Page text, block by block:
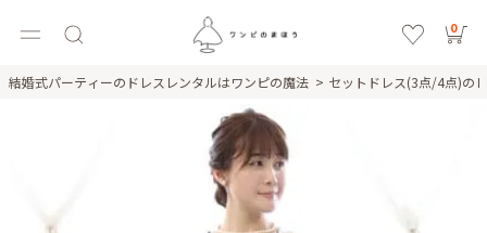
0
結婚式パーティーのドレスレンタルはワンピの魔法 セットドレス(3点/4点)の